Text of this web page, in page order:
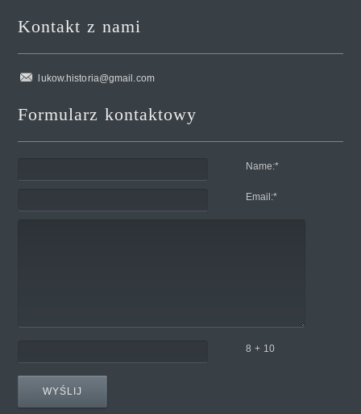
Kontakt z nami
lukow.historia@gmail.com
Formularz kontaktowy
Name:*
Email:*
8 + 10